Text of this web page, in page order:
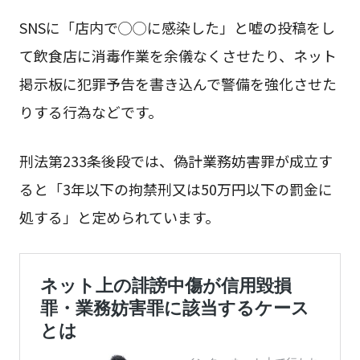
SNSに「店内で◯◯に感染した」と嘘の投稿をし
て飲食店に消毒作業を余儀なくさせたり、ネット
掲示板に犯罪予告を書き込んで警備を強化させた
りする行為などです。
刑法第233条後段では、偽計業務妨害罪が成立す
ると「3年以下の拘禁刑又は50万円以下の罰金に
処する」と定められています。